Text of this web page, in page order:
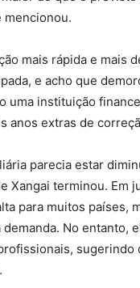
mencionou.
mais rápida e mais
e acho que
uma instituição
anos extras de
parecia estar
Xangai terminou. Em
para muitos países,
demanda. No entanto,
sugerindo